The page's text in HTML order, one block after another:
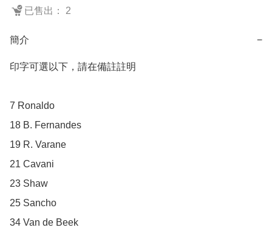
已售出： 2
簡介 −
印字可選以下，請在備註註明
7 Ronaldo
18 B. Fernandes
19 R. Varane
21 Cavani
23 Shaw
25 Sancho
34 Van de Beek